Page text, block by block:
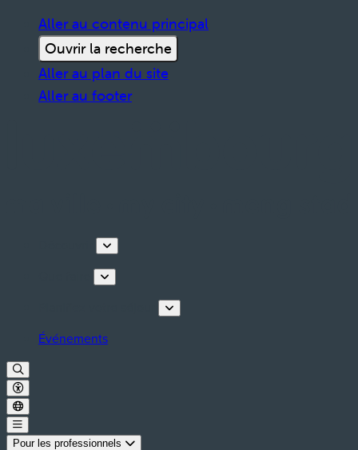
Aller au contenu principal
Ouvrir la recherche
Aller au plan du site
Aller au footer
Événements
Pour les professionnels